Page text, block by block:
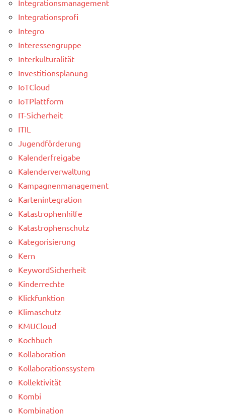
Integrationsmanagement
Integrationsprofi
Integro
Interessengruppe
Interkulturalität
Investitionsplanung
IoTCloud
IoTPlattform
IT-Sicherheit
ITIL
Jugendförderung
Kalenderfreigabe
Kalenderverwaltung
Kampagnenmanagement
Kartenintegration
Katastrophenhilfe
Katastrophenschutz
Kategorisierung
Kern
KeywordSicherheit
Kinderrechte
Klickfunktion
Klimaschutz
KMUCloud
Kochbuch
Kollaboration
Kollaborationssystem
Kollektivität
Kombi
Kombination